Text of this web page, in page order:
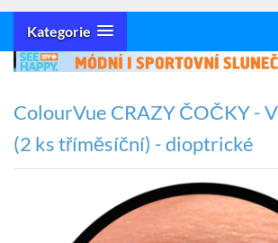
Kategorie
ColourVue CRAZY ČOČKY -
(2 ks tříměsíční) - dioptrické